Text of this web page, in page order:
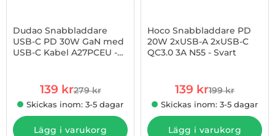
Dudao Snabbladdare
USB-C PD 30W GaN med
USB-C Kabel A27PCEU -
rea pris
139 krtidigare pris
279 kr
Skickas inom: 3-5 dagar
Lägg i varukorg
Hoco Snabbladdare PD
20W 2xUSB-A 2xUSB-C
QC3.0 3A N55 - Svart
rea pris
139 krtidigare pris
199 kr
Skickas inom: 3-5 dagar
Lägg i varukorg